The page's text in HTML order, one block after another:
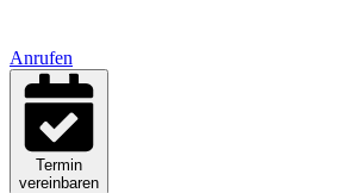
Anrufen
Termin
vereinbaren